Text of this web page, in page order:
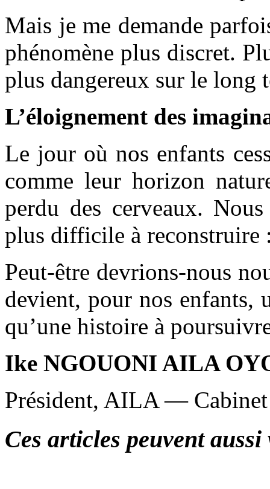
Mais je me demande
phénomène plus discret.
plus dangereux sur le long
L’éloignement des
Le jour où nos enfants
comme leur horizon
perdu des cerveaux.
plus difficile à reconstruire
Peut-être devrions-nous
devient, pour nos enfants,
qu’une histoire à
Ike NGOUONI AILA
Président, AILA — Cabinet
Ces articles peuvent